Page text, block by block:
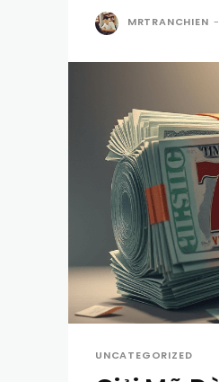
MRTRANCHIEN -
UNCATEGORIZED